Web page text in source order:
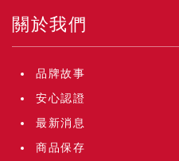
關於我們
品牌故事
安心認證
最新消息
商品保存